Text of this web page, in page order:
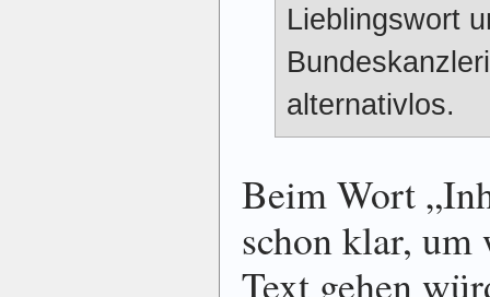
Lieblingswort
alternativlos.
Beim Wort
schon klar, um
Text gehen